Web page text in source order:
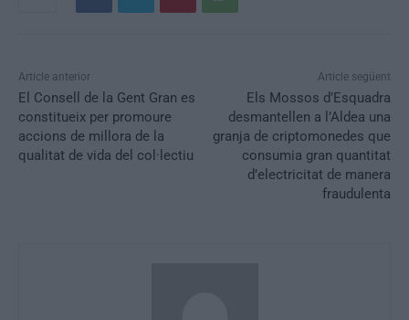
Article anterior
El Consell de la Gent Gran es
constitueix per promoure
accions de millora de la
qualitat de vida del col·lectiu
Article següent
Els Mossos d’Esquadra
desmantellen a l’Aldea una
granja de criptomonedes que
consumia gran quantitat
d’electricitat de manera
fraudulenta